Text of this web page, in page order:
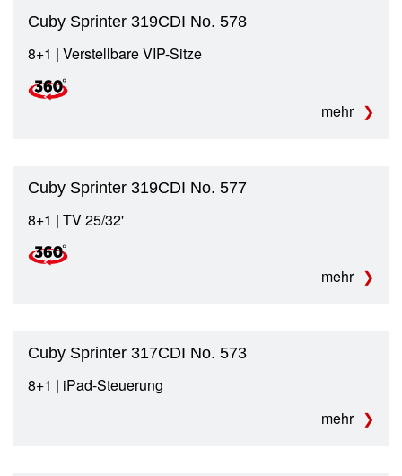
Cuby Sprinter 319CDI No. 578
8+1 | Verstellbare VIP-Sitze
mehr
Cuby Sprinter 319CDI No. 577
8+1 | TV 25/32'
mehr
Cuby Sprinter 317CDI No. 573
8+1 | iPad-Steuerung
mehr